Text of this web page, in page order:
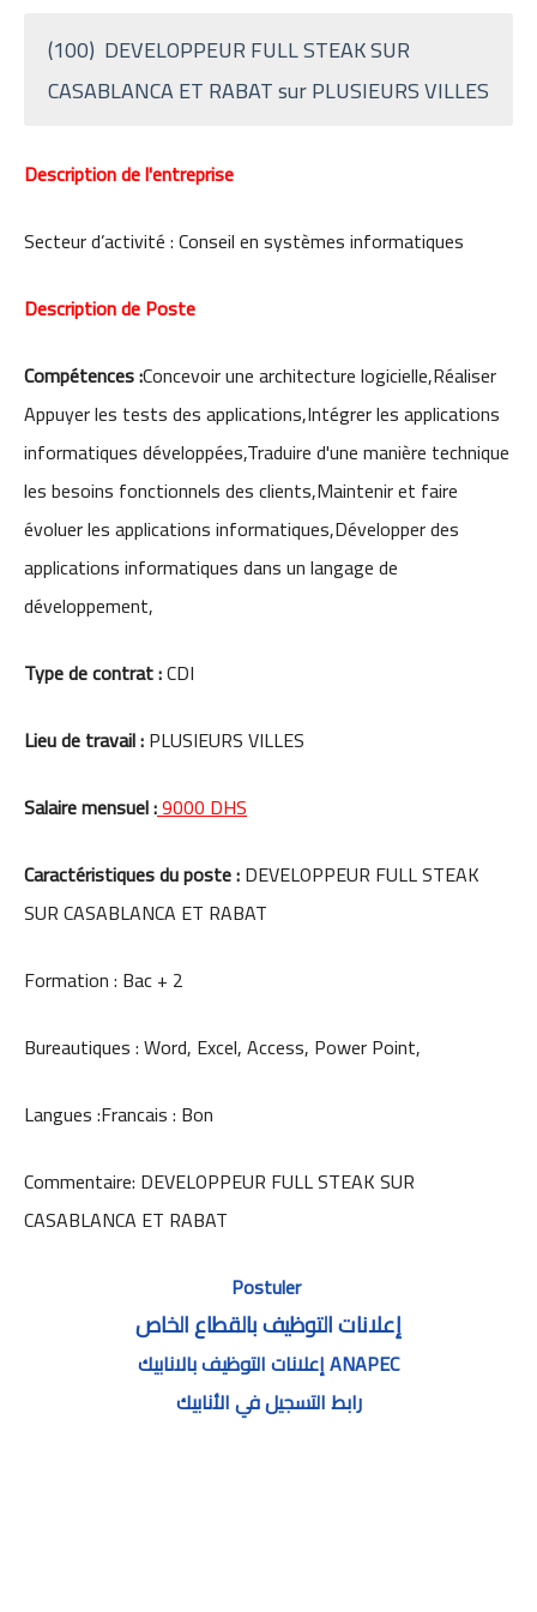
(100) DEVELOPPEUR FULL STEAK SUR
CASABLANCA ET RABATsur PLUSIEURS VILLES
Description de l'entreprise
Secteur d’activité : Conseil en systèmes informatiques
Description de Poste
Compétences :Concevoir une architecture logicielle,Réaliser
Appuyer les tests des applications,Intégrer les applications
informatiques développées,Traduire d'une manière technique
les besoins fonctionnels des clients,Maintenir et faire
évoluer les applications informatiques,Développer des
applications informatiques dans un langage de
développement,
Type de contrat :CDI
Lieu de travail :PLUSIEURS VILLES
Salaire mensuel :9000 DHS
Caractéristiques du poste :DEVELOPPEUR FULL STEAK
SUR CASABLANCA ET RABAT
Formation : Bac + 2
Bureautiques : Word, Excel, Access, Power Point,
Langues :Francais : Bon
Commentaire: DEVELOPPEUR FULL STEAK SUR
CASABLANCA ET RABAT
Postuler
إعلانات التوظيف بالقطاع الخاص
إعلانات التوظيف بالانابيك ANAPEC
رابط التسجيل في الأنابيك